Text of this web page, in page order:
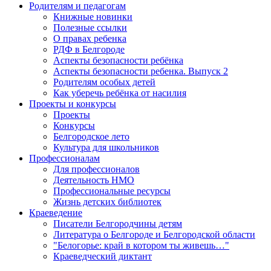
Родителям и педагогам
Книжные новинки
Полезные ссылки
О правах ребенка
РДФ в Белгороде
Аспекты безопасности ребёнка
Аспекты безопасности ребенка. Выпуск 2
Родителям особых детей
Как уберечь ребёнка от насилия
Проекты и конкурсы
Проекты
Конкурсы
Белгородское лето
Культура для школьников
Профессионалам
Для профессионалов
Деятельность НМО
Профессиональные ресурсы
Жизнь детских библиотек
Краеведение
Писатели Белгородчины детям
Литература о Белгороде и Белгородской области
"Белогорье: край в котором ты живешь…"
Краеведческий диктант